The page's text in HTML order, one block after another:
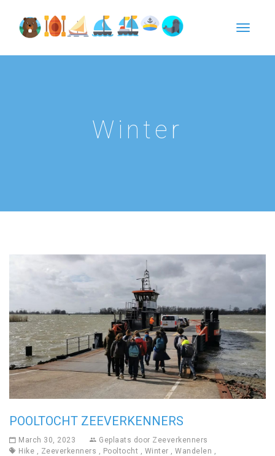
Winter
POOLTOCHT ZEEVERKENNERS
March 30, 2023 Geplaats door Zeeverkenners
Hike , Zeeverkenners , Pooltocht , Winter , Wandelen ,